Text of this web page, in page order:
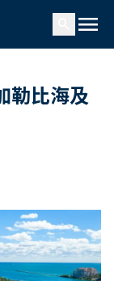
menu
勒比海及